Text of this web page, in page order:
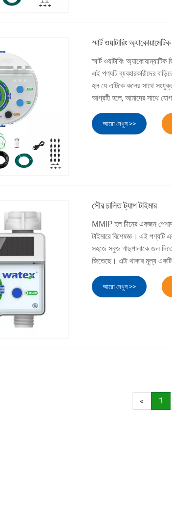
স্মার্ট ওয়াটারিং
স্মার্ট ওয়াটারিং
এই পণ্যটি ব্যবহারকারীদের
হল যে এটিকে কলের সাথে
আগ্রহী হলে, আমাদের সাথে
আরো দেখুন >>
সৌর চালিত ট্যাপ টাইমার
MMIP হল চীনের একজন
টাইমারে বিশেষজ্ঞ। এই পণ্যটি
সহজে সবুজ গাছপালাকে জল দিতে
জিতেছে। এটা থাকার মূল্য
আরো দেখুন >>
« 1